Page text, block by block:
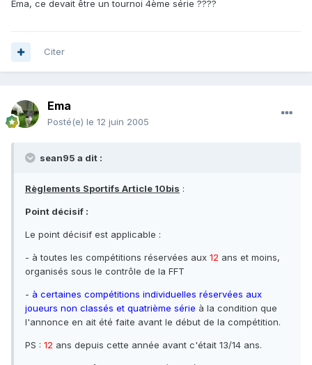
Ema, ce devait être un tournoi 4ème série ????
Citer
Ema
Posté(e) le 12 juin 2005
sean95 a dit :
Règlements Sportifs Article 10bis :
Point décisif :
Le point décisif est applicable :
- à toutes les compétitions réservées aux 12 ans et moins,
organisés sous le contrôle de la FFT
- à certaines compétitions individuelles réservées aux
joueurs non classés et quatrième série à la condition que
l'annonce en ait été faite avant le début de la compétition.
PS : 12 ans depuis cette année avant c'était 13/14 ans.